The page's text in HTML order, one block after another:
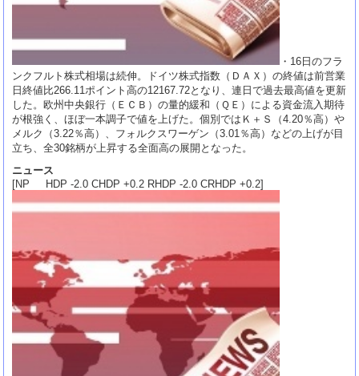
・16日のフラ
ンクフルト株式相場は続伸。ドイツ株式指数（ＤＡＸ）の終値は前営業
日終値比266.11ポイント高の12167.72となり、連日で過去最高値を更新
した。欧州中央銀行（ＥＣＢ）の量的緩和（ＱＥ）による資金流入期待
が根強く、ほぼ一本調子で値を上げた。個別ではＫ＋Ｓ（4.20％高）や
メルク（3.22％高）、フォルクスワーゲン（3.01％高）などの上げが目
立ち、全30銘柄が上昇する全面高の展開となった。
ニュース
[NP HDP -2.0 CHDP +0.2 RHDP -2.0 CRHDP +0.2]